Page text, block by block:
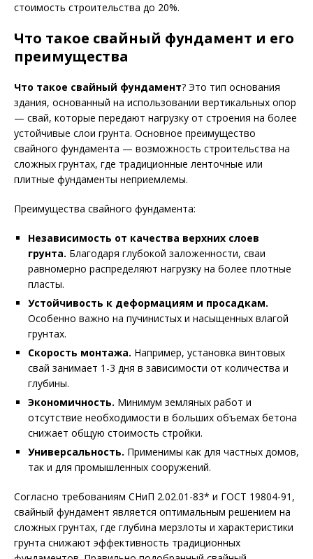
стоимость строительства до 20%.
Что такое свайный фундамент и его
преимущества
Что такое свайный фундамент? Это тип основания
здания, основанный на использовании вертикальных опор
— свай, которые передают нагрузку от строения на более
устойчивые слои грунта. Основное преимущество
свайного фундамента — возможность строительства на
сложных грунтах, где традиционные ленточные или
плитные фундаменты неприемлемы.
Преимущества свайного фундамента:
Независимость от качества верхних слоев
грунта. Благодаря глубокой заложенности, сваи
равномерно распределяют нагрузку на более плотные
пласты.
Устойчивость к деформациям и просадкам.
Особенно важно на пучинистых и насыщенных влагой
грунтах.
Скорость монтажа. Например, установка винтовых
свай занимает 1-3 дня в зависимости от количества и
глубины.
Экономичность. Минимум земляных работ и
отсутствие необходимости в больших объемах бетона
снижает общую стоимость стройки.
Универсальность. Применимы как для частных домов,
так и для промышленных сооружений.
Согласно требованиям СНиП 2.02.01-83* и ГОСТ 19804-91,
свайный фундамент является оптимальным решением на
сложных грунтах, где глубина мерзлоты и характеристики
грунта снижают эффективность традиционных